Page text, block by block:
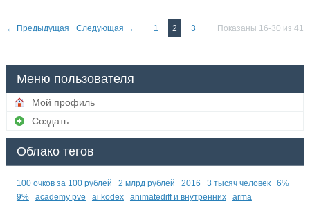
← Предыдущая Следующая → 1 2 3 Показаны 16-30 из 41
Меню пользователя
Мой профиль
Создать
Облако тегов
100 очков за 100 рублей 2 млрд рублей 2016 3 тысяч человек
6%
9%
academy pve ai kodex animatediff и внутренних arma